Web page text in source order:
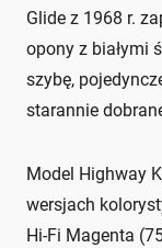
Glide z 1968 r.
opony z białymi
szybę,
starannie
Model Highway
wersjach
Hi-Fi Magenta